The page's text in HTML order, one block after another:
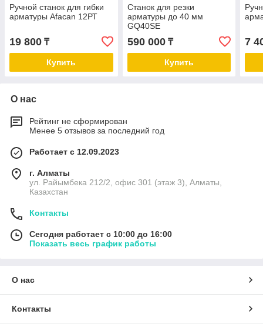
Ручной станок для гибки
арматуры Afacan 12РТ
19 800 ₸
Купить
Станок для резки
арматуры до 40 мм
GQ40SE
590 000₸
Купить
7
О нас
Рейтинг не сформирован
Менее 5 отзывов за последний год
Работает с 12.09.2023
г. Алматы
ул. Райымбека 212/2, офис 301 (этаж 3), Алматы,
Казахстан
Контакты
Сегодня работает с 10:00 до 16:00
Показать весь график работы
О нас
Контакты